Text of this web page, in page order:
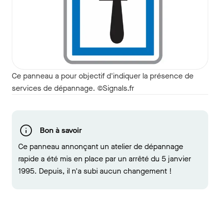
Ce panneau a pour objectif d'indiquer la présence de
services de dépannage. ©Signals.fr
Bon à savoir
Ce panneau annonçant un atelier de dépannage
rapide a été mis en place par un arrêté du 5 janvier
1995. Depuis, il n'a subi aucun changement !